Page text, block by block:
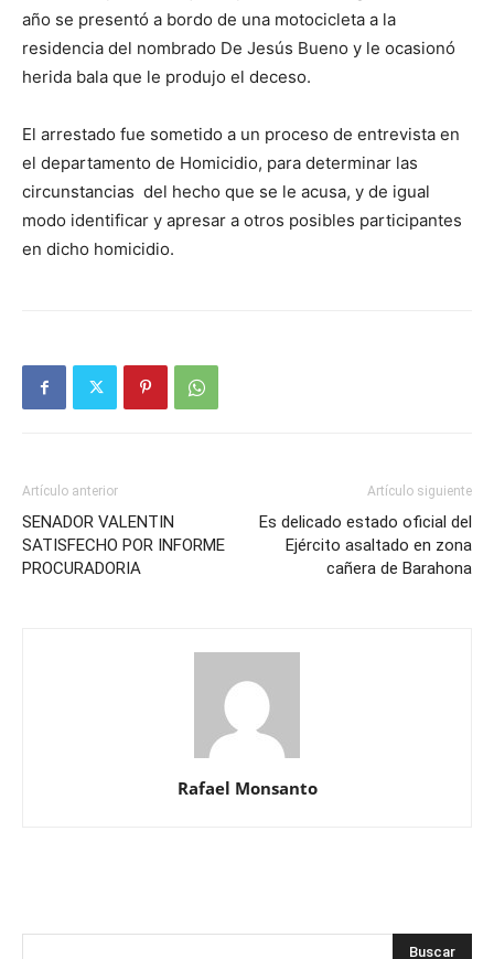
año se presentó a bordo de una motocicleta a la
residencia del nombrado De Jesús Bueno y le ocasionó
herida bala que le produjo el deceso.
El arrestado fue sometido a un proceso de entrevista en
el departamento de Homicidio, para determinar las
circunstancias del hecho que se le acusa, y de igual
modo identificar y apresar a otros posibles participantes
en dicho homicidio.
Artículo anterior
SENADOR VALENTIN
SATISFECHO POR INFORME
PROCURADORIA
Artículo siguiente
Es delicado estado oficial del
Ejército asaltado en zona
cañera de Barahona
Rafael Monsanto